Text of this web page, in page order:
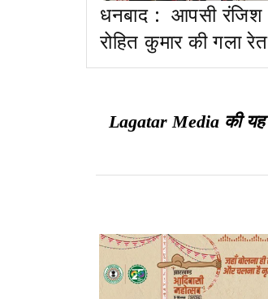
धनबाद : आपसी रंजिश
रोहित कुमार की गला
चार आरोपी गिरफ्तार
Lagatar Media की यह